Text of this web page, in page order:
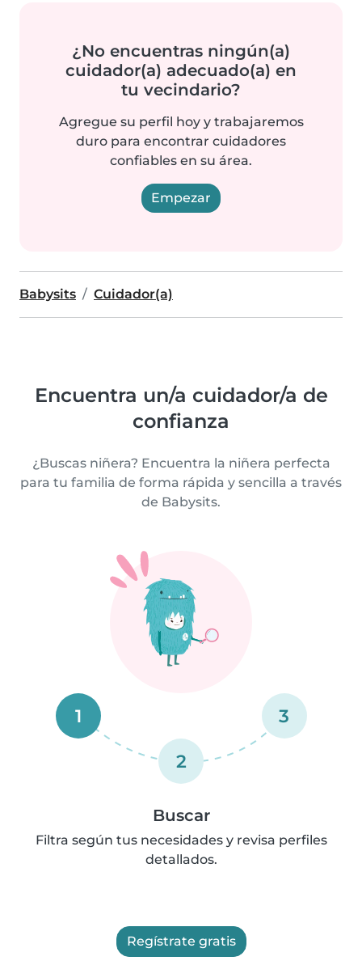
¿No encuentras ningún(a)
cuidador(a) adecuado(a) en
tu vecindario?
Agregue su perfil hoy y trabajaremos
duro para encontrar cuidadores
confiables en su área.
Empezar
Babysits Cuidador(a)
Encuentra un/a cuidador/a de
confianza
¿Buscas niñera? Encuentra la niñera perfecta
para tu familia de forma rápida y sencilla a través
de Babysits.
1
2
3
Buscar
Filtra según tus necesidades y revisa perfiles
detallados.
Regístrate gratis